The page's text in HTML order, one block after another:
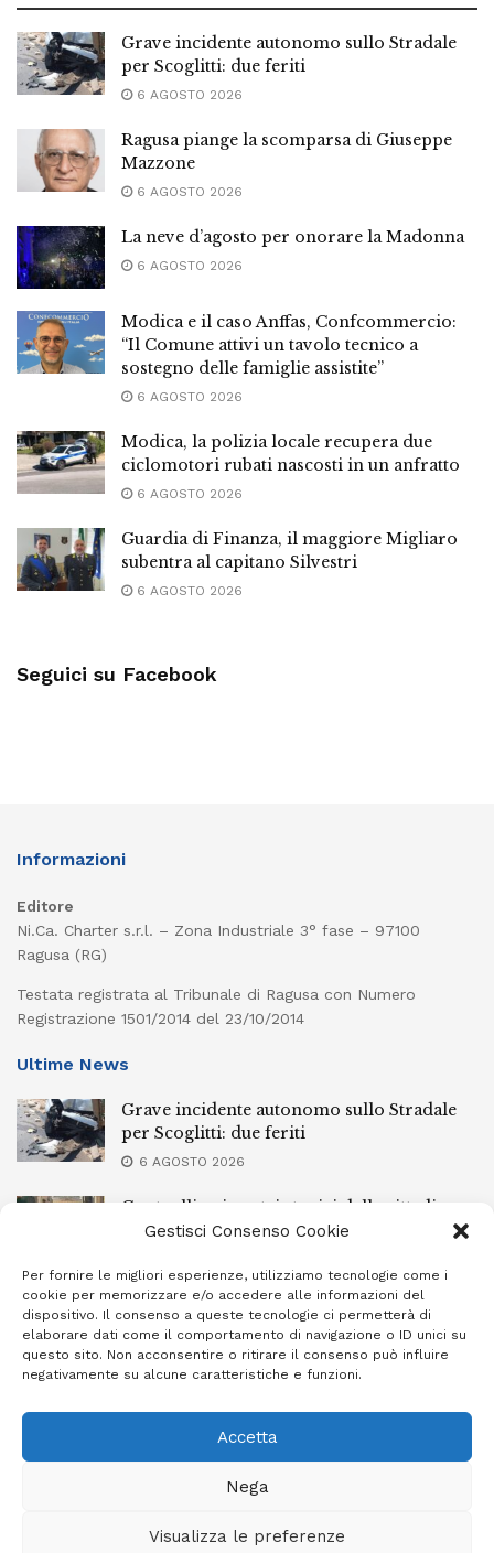
Gestisci Consenso Cookie
Per fornire le migliori esperienze, utilizziamo tecnologie come i
cookie per memorizzare e/o accedere alle informazioni del
dispositivo. Il consenso a queste tecnologie ci permetterà di
elaborare dati come il comportamento di navigazione o ID unici su
questo sito. Non acconsentire o ritirare il consenso può influire
negativamente su alcune caratteristiche e funzioni.
Accetta
Nega
Visualizza le preferenze
Grave incidente autonomo sullo Stradale
per Scoglitti: due feriti
6 AGOSTO 2026
Ragusa piange la scomparsa di Giuseppe
Mazzone
6 AGOSTO 2026
La neve d’agosto per onorare la Madonna
6 AGOSTO 2026
Modica e il caso Anffas, Confcommercio:
“Il Comune attivi un tavolo tecnico a
sostegno delle famiglie assistite”
6 AGOSTO 2026
Modica, la polizia locale recupera due
ciclomotori rubati nascosti in un anfratto
6 AGOSTO 2026
Guardia di Finanza, il maggiore Migliaro
subentra al capitano Silvestri
6 AGOSTO 2026
Seguici su Facebook
Informazioni
Editore
Ni.Ca. Charter s.r.l. – Zona Industriale 3° fase – 97100
Ragusa (RG)
Testata registrata al Tribunale di Ragusa con Numero
Registrazione 1501/2014 del 23/10/2014
Ultime News
Grave incidente autonomo sullo Stradale
per Scoglitti: due feriti
6 AGOSTO 2026
Controlli nei centri storici delle cittadine
della provincia iblea, 23 stranieri espulsi
Ragusa piange la scomparsa di Giuseppe
Mazzone
6 AGOSTO 2026
Giornale Ibleo © 2023 - Powered byStudio Greco - Consulenza